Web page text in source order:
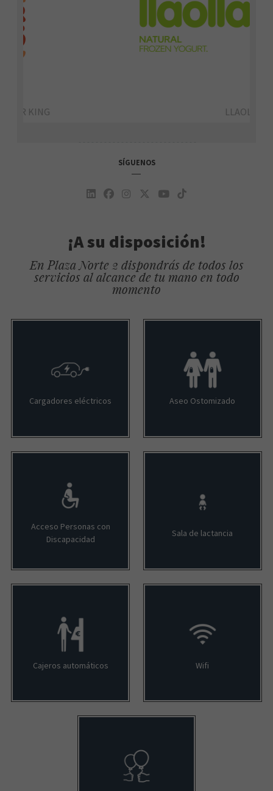
SÍGUENOS
¡A su disposición!
En Plaza Norte 2 dispondrás de todos los
servicios al alcance de tu mano en todo
momento
Cargadores eléctricos Aseo Ostomizado
Acceso Personas con
Discapacidad
Sala de lactancia
Cajeros automáticos Wifi